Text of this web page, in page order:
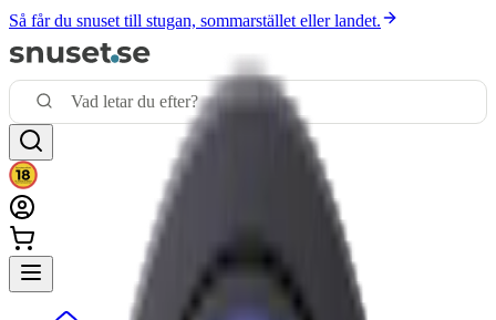
Så får du snuset till stugan, sommarstället eller landet.